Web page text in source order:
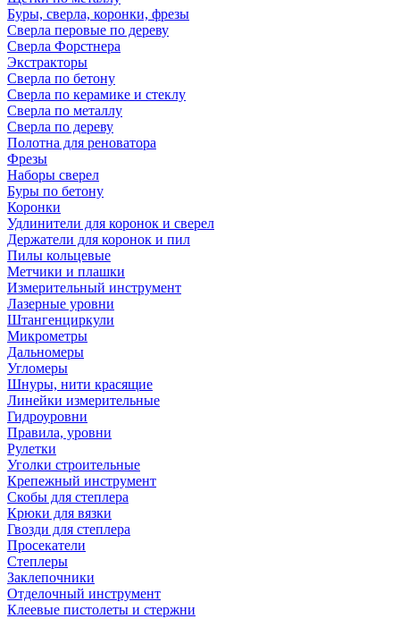
Буры, сверла, коронки, фрезы
Сверла перовые по дереву
Сверла Форстнера
Экстракторы
Сверла по бетону
Сверла по керамике и стеклу
Сверла по металлу
Сверла по дереву
Полотна для реноватора
Фрезы
Наборы сверел
Буры по бетону
Коронки
Удлинители для коронок и сверел
Держатели для коронок и пил
Пилы кольцевые
Метчики и плашки
Измерительный инструмент
Лазерные уровни
Штангенциркули
Микрометры
Дальномеры
Угломеры
Шнуры, нити красящие
Линейки измерительные
Гидроуровни
Правила, уровни
Рулетки
Уголки строительные
Крепежный инструмент
Скобы для степлера
Крюки для вязки
Гвозди для степлера
Просекатели
Степлеры
Заклепочники
Отделочный инструмент
Клеевые пистолеты и стержни